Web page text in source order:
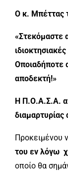
Ο κ. Μπέττας
«Στεκόμαστε
Οποιαδήποτε
αποδεκτή!»
Η Π.Ο.Α.Σ.Α.
Προκειμένου
του εν λόγω
οποίο θα